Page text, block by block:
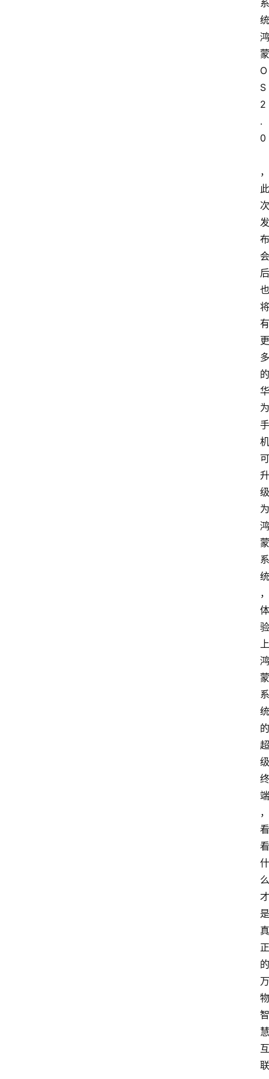
系
统
鸿
蒙
O
S
2
.
0
，
此
次
发
布
会
后
也
将
有
更
多
的
华
为
手
机
可
升
级
为
鸿
蒙
系
统
，
体
验
上
鸿
蒙
系
统
的
超
级
终
端
，
看
看
什
么
才
是
真
正
的
万
物
智
慧
互
联